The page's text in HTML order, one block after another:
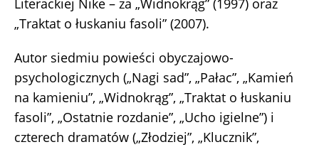
Literackiej Nike – za „Widnokrąg” (1997) oraz
„Traktat o łuskaniu fasoli” (2007).
Autor siedmiu powieści obyczajowo-
psychologicznych („Nagi sad”, „Pałac”, „Kamień
na kamieniu”, „Widnokrąg”, „Traktat o łuskaniu
fasoli”, „Ostatnie rozdanie”, „Ucho igielne”) i
czterech dramatów („Złodziej”, „Klucznik”,